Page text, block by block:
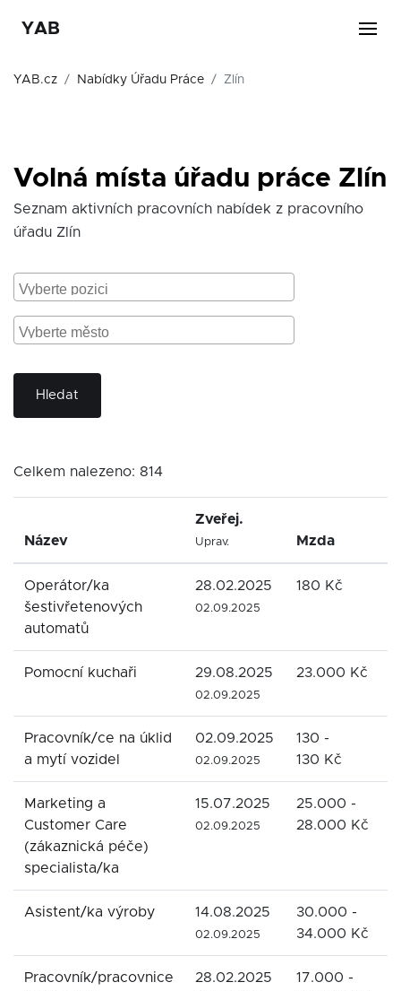
YAB
YAB.cz Nabídky Úřadu Práce Zlín
Volná místa úřadu práce Zlín
Seznam aktivních pracovních nabídek z pracovního
úřadu Zlín
Hledat
Celkem nalezeno: 814
Název
Zveřej.
Uprav. Mzda
Operátor/ka
šestivřetenových
automatů
28.02.2025
02.09.2025
180 Kč
Pomocní kuchaři 29.08.2025
02.09.2025
23.000 Kč
Pracovník/ce na úklid
a mytí vozidel
02.09.2025
02.09.2025
130 -
130 Kč
Marketing a
Customer Care
(zákaznická péče)
specialista/ka
15.07.2025
02.09.2025
25.000 -
28.000 Kč
Asistent/ka výroby 14.08.2025
02.09.2025
30.000 -
34.000 Kč
Pracovník/pracovnice
28.02.2025
17.000 -